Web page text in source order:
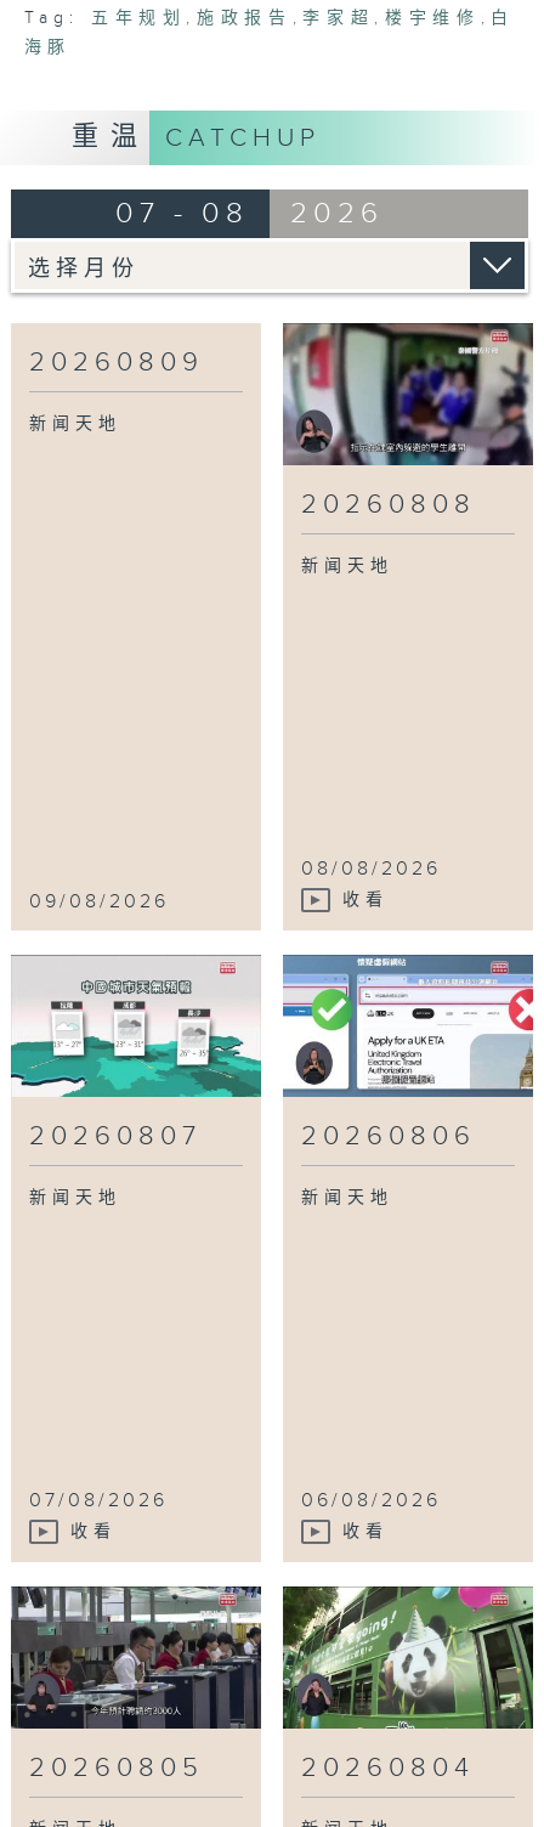
Tag: 五年规划 , 施政报告 , 李家超 , 楼宇维修 , 白
海豚
重温 CATCHUP
07 - 08 2026
20260809
新闻天地
09/08/2026
20260808
新闻天地
08/08/2026
收看
20260807
新闻天地
07/08/2026
收看
20260806
新闻天地
06/08/2026
收看
20260805 20260804